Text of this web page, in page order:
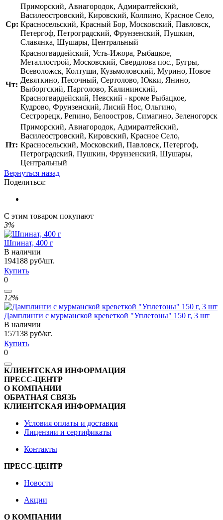
Ср:
Приморский, Авиагородок, Адмиралтейский,
Василеостровский, Кировский, Колпино, Красное Село,
Красносельский, Красный Бор, Московский, Павловск,
Петергоф, Петроградский, Фрунзенский, Пушкин,
Славянка, Шушары, Центральный
Чт:
Красногвардейский, Усть-Ижора, Рыбацкое,
Металлострой, Московский, Свердлова пос., Бугры,
Всеволожск, Колтуши, Кузьмоловский, Мурино, Новое
Девяткино, Песочный, Сертолово, Юкки, Янино,
Выборгский, Парголово, Калининский,
Красногвардейский, Невский - кроме Рыбацкое,
Кудрово, Фрунзенский, Лисий Нос, Ольгино,
Сестрорецк, Репино, Белоостров, Симагино, Зеленогорск
Пт:
Приморский, Авиагородок, Адмиралтейский,
Василеостровский, Кировский, Красное Село,
Красносельский, Московский, Павловск, Петергоф,
Петроградский, Пушкин, Фрунзенский, Шушары,
Центральный
Вернуться назад
Поделиться:
С этим товаром покупают
3%
Шпинат, 400 г
В наличии
194188 руб/шт.
Купить
0
12%
Дамплинги с мурманской креветкой "Уплетоны" 150 г, 3 шт
В наличии
157138 руб/кг.
Купить
0
КЛИЕНТСКАЯ ИНФОРМАЦИЯ
ПРЕСС-ЦЕНТР
О КОМПАНИИ
ОБРАТНАЯ СВЯЗЬ
КЛИЕНТСКАЯ ИНФОРМАЦИЯ
Условия оплаты и доставки
Лицензии и сертификаты
Контакты
ПРЕСС-ЦЕНТР
Новости
Акции
О КОМПАНИИ